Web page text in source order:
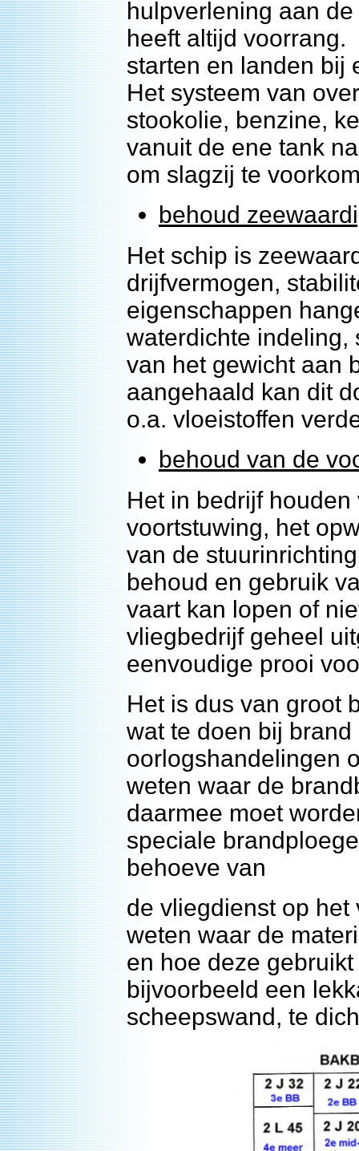
hulpverlening aan
heeft altijd
starten en landen bij
Het systeem van
stookolie, benzine,
vanuit de ene tank
om slagzij te
behoud
Het schip is
drijfvermogen,
eigenschappen
waterdichte indeling,
van het gewicht aan
aangehaald kan dit
o.a. vloeistoffen
behoud van de
Het in bedrijf
voortstuwing, het
van de
behoud en gebruik
vaart kan lopen of
vliegbedrijf geheel
eenvoudige prooi
Het is dus van groot
wat te doen bij
oorlogshandelingen
weten waar de
daarmee moet
speciale
behoeve van
de vliegdienst op
weten waar de
en hoe deze
bijvoorbeeld een
scheepswand, te